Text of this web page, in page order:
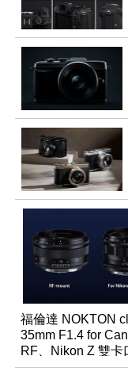
福倫達 NOKTON
35mm F1.4 for
RF、Nikon Z 雙卡
同步登台